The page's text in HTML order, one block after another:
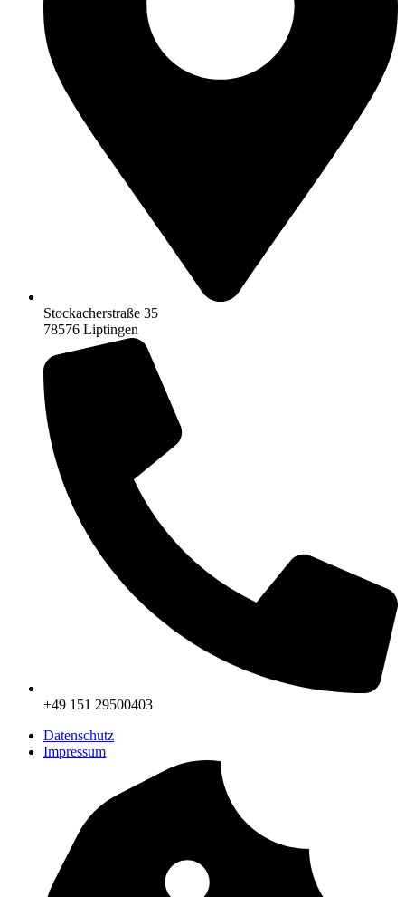
Stockacherstraße 35
78576 Liptingen
+49 151 29500403
Datenschutz
Impressum